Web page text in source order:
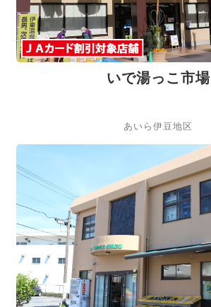
いで湯っこ市場
あいら伊豆地区